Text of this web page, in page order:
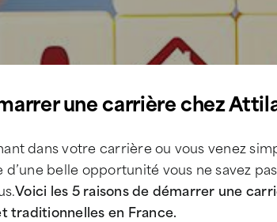
une carrière chez
dans votre carrière ou vous venez
d’une belle opportunité vous ne savez
Voici les 5 raisons de démarrer une
traditionnelles en France.